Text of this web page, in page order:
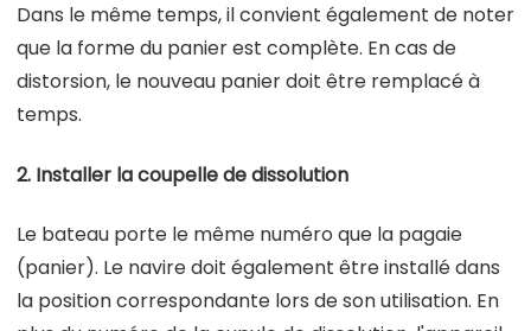
Dans le même temps, il convient également de noter
que la forme du panier est complète. En cas de
distorsion, le nouveau panier doit être remplacé à
temps.
2. Installer la coupelle de dissolution
Le bateau porte le même numéro que la pagaie
(panier). Le navire doit également être installé dans
la position correspondante lors de son utilisation. En